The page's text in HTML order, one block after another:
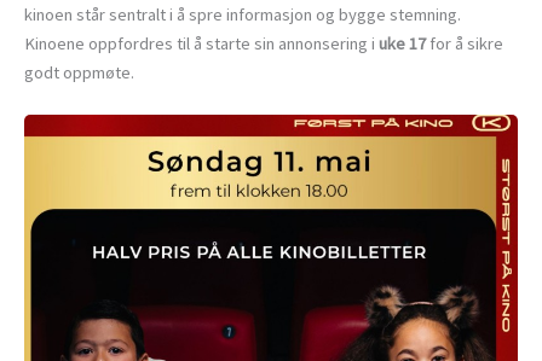
kinoen står sentralt i å spre informasjon og bygge stemning.
Kinoene oppfordres til å starte sin annonsering i uke 17for å sikre
godt oppmøte.